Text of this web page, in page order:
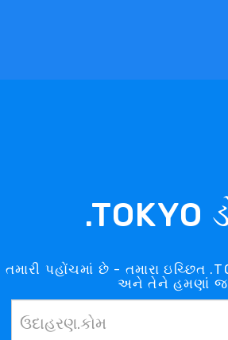
.TOKYO
પહોંચમાં છે - તમારા ઇચ્છિત
અને તેને હમણાં જ